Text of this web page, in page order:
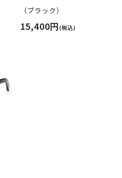
（ブラック）
15,400円(税込)